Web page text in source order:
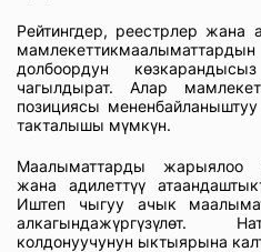
Рейтингдер, реестрлер жана
долбоордун
чагылдырат. Алар
позициясы
такталышы мүмкүн.
Маалыматтарды жарыялоо
жана адилеттүү
Иштеп чыгуу ачык
алкагындажүргүзүлөт.
колдонуучунун ыктыярына